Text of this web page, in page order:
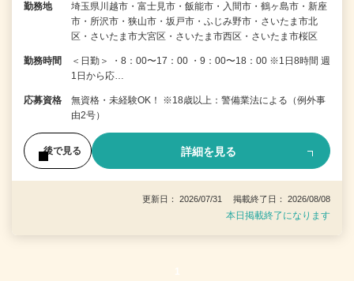
勤務地
埼玉県川越市・富士見市・飯能市・入間市・鶴ヶ島市・新座
市・所沢市・狭山市・坂戸市・ふじみ野市・さいたま市北
区・さいたま市大宮区・さいたま市西区・さいたま市桜区
勤務時間
＜日勤＞ ・8：00〜17：00 ・9：00〜18：00 ※1日8時間 週
1日から応…
応募資格
無資格・未経験OK！ ※18歳以上：警備業法による（例外事
由2号）
後で見る 詳細を見る
更新日： 2026/07/31 掲載終了日： 2026/08/08
本日掲載終了になります
1